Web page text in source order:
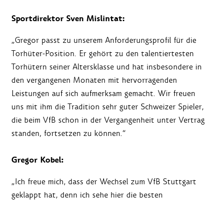
Sportdirektor Sven Mislintat:
„Gregor passt zu unserem Anforderungsprofil für die
Torhüter-Position. Er gehört zu den talentiertesten
Torhütern seiner Altersklasse und hat insbesondere in
den vergangenen Monaten mit hervorragenden
Leistungen auf sich aufmerksam gemacht. Wir freuen
uns mit ihm die Tradition sehr guter Schweizer Spieler,
die beim VfB schon in der Vergangenheit unter Vertrag
standen, fortsetzen zu können.“
Gregor Kobel:
„Ich freue mich, dass der Wechsel zum VfB Stuttgart
geklappt hat, denn ich sehe hier die besten